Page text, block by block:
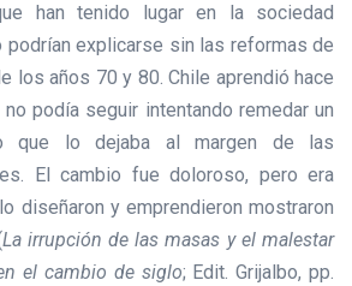
han tenido lugar en la sociedad
podrían explicarse sin las reformas de
los años 70 y 80. Chile aprendió hace
podía seguir intentando remedar un
que lo dejaba al margen de las
El cambio fue doloroso, pero era
diseñaron y emprendieron mostraron
La irrupción de las masas y el malestar
el cambio de siglo; Edit. Grijalbo, pp.